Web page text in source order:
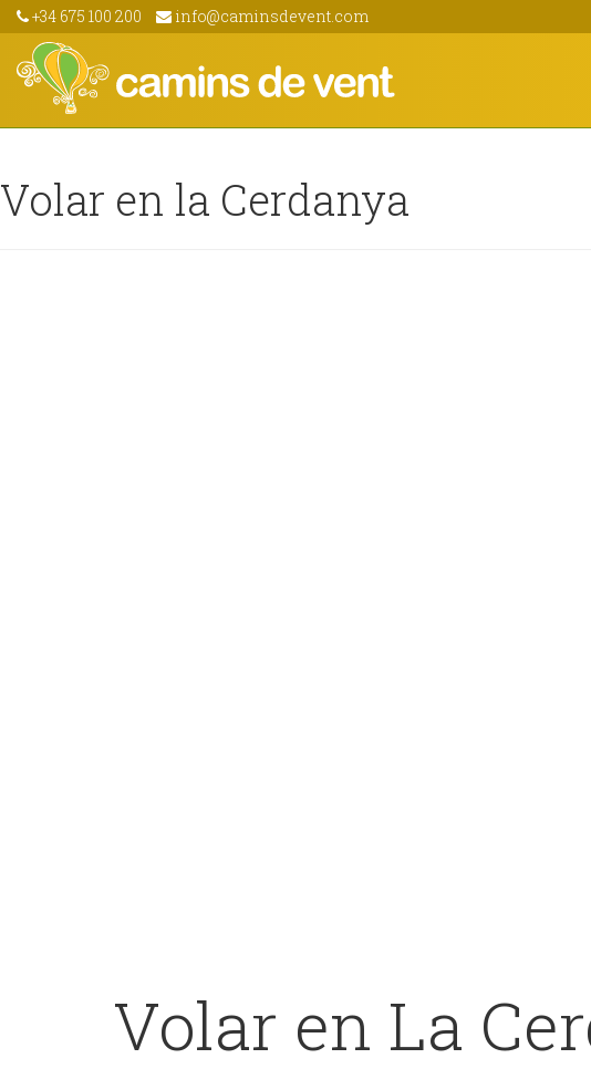
+34 675 100 200 info@caminsdevent.com
Volar en la Cerdanya
Volar en La